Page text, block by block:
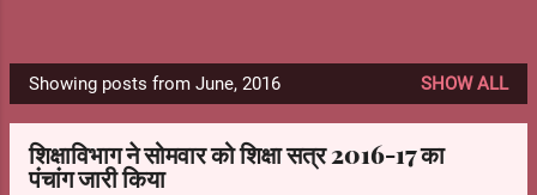
P
o
Showing posts from June, 2016 SHOW ALL
शिक्षाविभाग ने सोमवार को शिक्षा सत्र 2016-17 का
पंचांग जारी किया